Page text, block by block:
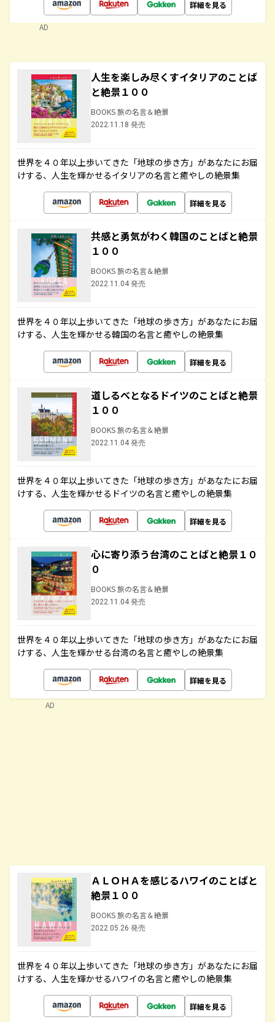
詳細を見る
AD
人生を楽しみ尽くすイタリアのことば
と絶景１００
BOOKS 旅の名言＆絶景
2022.11.18 発売
世界を４０年以上歩いてきた「地球の歩き方」があなたにお届
けする、人生を輝かせるイタリアの名言と癒やしの絶景集
詳細を見る
共感と勇気がわく韓国のことばと絶景
１００
BOOKS 旅の名言＆絶景
2022.11.04 発売
世界を４０年以上歩いてきた「地球の歩き方」があなたにお届
けする、人生を輝かせる韓国の名言と癒やしの絶景集
詳細を見る
道しるべとなるドイツのことばと絶景
１００
BOOKS 旅の名言＆絶景
2022.11.04 発売
世界を４０年以上歩いてきた「地球の歩き方」があなたにお届
けする、人生を輝かせるドイツの名言と癒やしの絶景集
詳細を見る
心に寄り添う台湾のことばと絶景１０
０
BOOKS 旅の名言＆絶景
2022.11.04 発売
世界を４０年以上歩いてきた「地球の歩き方」があなたにお届
けする、人生を輝かせる台湾の名言と癒やしの絶景集
詳細を見る
ＡＬＯＨＡを感じるハワイのことばと
絶景１００
BOOKS 旅の名言＆絶景
2022.05.26 発売
世界を４０年以上歩いてきた「地球の歩き方」があなたにお届
けする、人生を輝かせるハワイの名言と癒やしの絶景集
詳細を見る
AD